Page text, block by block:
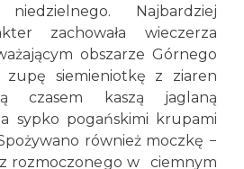
Najbardziej
zachowała wieczerza
obszarze Górnego
zupę siemieniotkę z ziaren
czasem kaszą jaglaną
sypko pogańskimi krupami
również moczkę −
rozmoczonego w ciemnym